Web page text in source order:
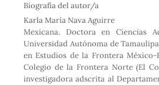
b
o
k
t
e
e
d
n
s
A
p
p
Biografía del autor/a
Karla María Nava Aguirre
Mexicana. Doctora en Ciencias
Universidad Autónoma de
en Estudios de la Frontera
Colegio de la Frontera Norte (El
investigadora adscrita al